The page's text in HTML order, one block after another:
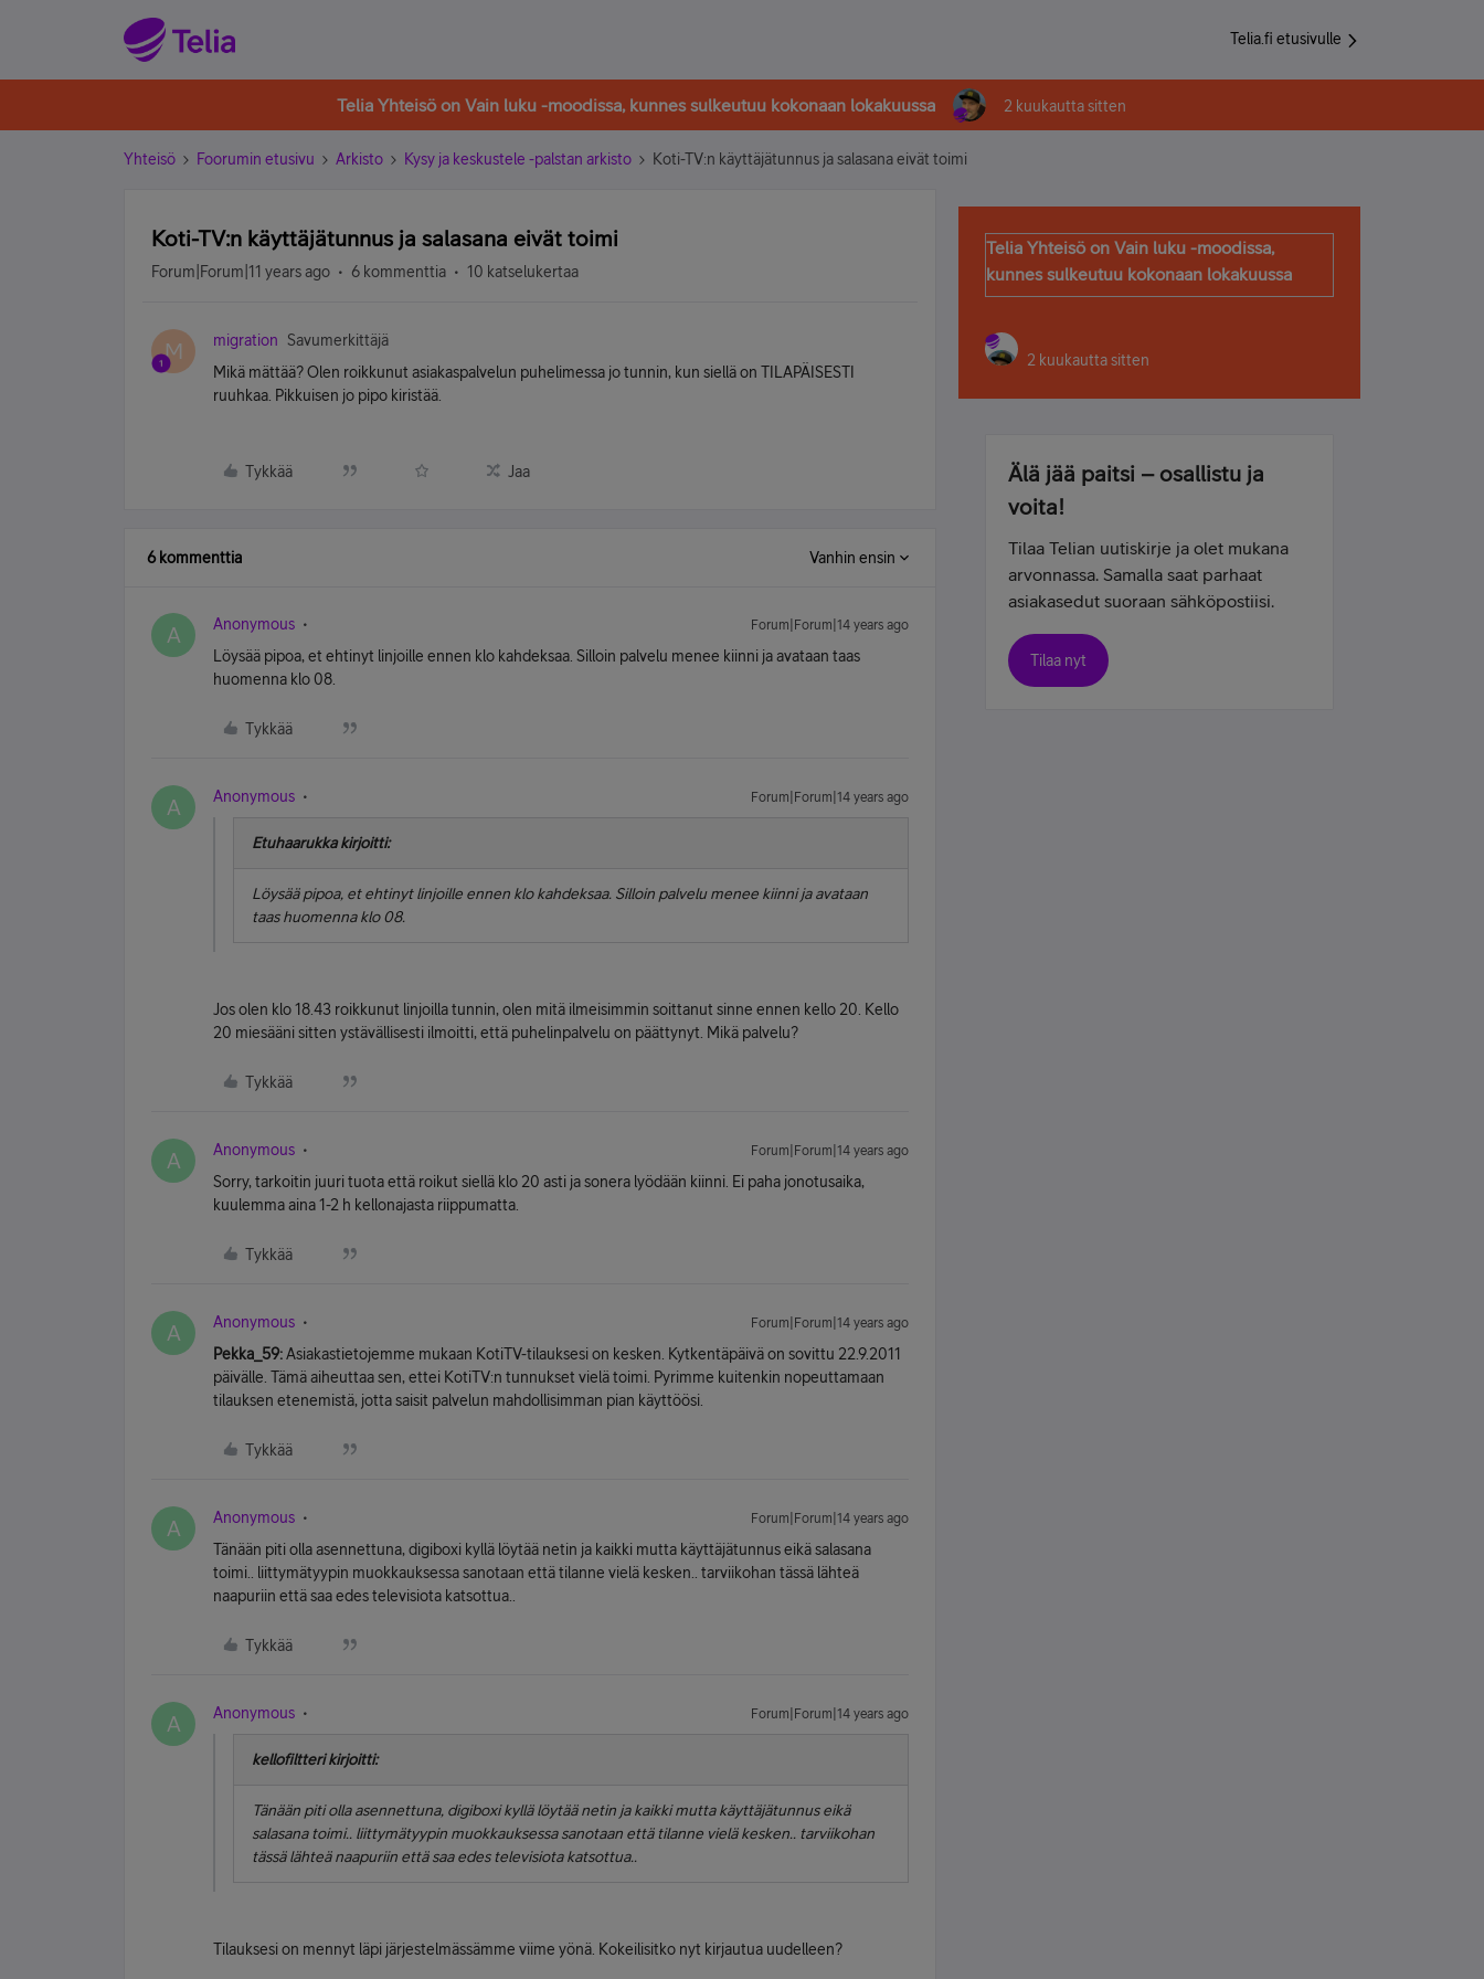
Telia.fi etusivulle
Telia Yhteisö on Vain luku -moodissa, kunnes sulkeutuu kokonaan lokakuussa 2 kuukautta sitten
Yhteisö Foorumin etusivu Arkisto Kysy ja keskustele -palstan arkisto Koti-TV:n käyttäjätunnus ja salasana eivät toimi
Koti-TV:n käyttäjätunnus ja salasana eivät toimi
Forum|Forum|11 years ago 6 kommenttia 10 katselukertaa
M migration
Savumerkittäjä
Mikä mättää? Olen roikkunut asiakaspalvelun puhelimessa jo tunnin, kun siellä on TILAPÄISESTI
ruuhkaa. Pikkuisen jo pipo kiristää.
Tykkää Jaa
6 kommenttia Vanhin ensin
A Anonymous Forum|Forum|14 years ago
Löysää pipoa, et ehtinyt linjoille ennen klo kahdeksaa. Silloin palvelu menee kiinni ja avataan taas
huomenna klo 08.
Tykkää
A Anonymous Forum|Forum|14 years ago
Etuhaarukka kirjoitti:
Löysää pipoa, et ehtinyt linjoille ennen klo kahdeksaa. Silloin palvelu menee kiinni ja avataan
taas huomenna klo 08.
Jos olen klo 18.43 roikkunut linjoilla tunnin, olen mitä ilmeisimmin soittanut sinne ennen kello 20. Kello
20 miesääni sitten ystävällisesti ilmoitti, että puhelinpalvelu on päättynyt. Mikä palvelu?
Tykkää
A Anonymous Forum|Forum|14 years ago
Sorry, tarkoitin juuri tuota että roikut siellä klo 20 asti ja sonera lyödään kiinni. Ei paha jonotusaika,
kuulemma aina 1-2 h kellonajasta riippumatta.
Tykkää
A Anonymous Forum|Forum|14 years ago
Pekka_59:Asiakastietojemme mukaan KotiTV-tilauksesi on kesken. Kytkentäpäivä on sovittu 22.9.2011
päivälle. Tämä aiheuttaa sen, ettei KotiTV:n tunnukset vielä toimi. Pyrimme kuitenkin nopeuttamaan
tilauksen etenemistä, jotta saisit palvelun mahdollisimman pian käyttöösi.
Tykkää
A Anonymous Forum|Forum|14 years ago
Tänään piti olla asennettuna, digiboxi kyllä löytää netin ja kaikki mutta käyttäjätunnus eikä salasana
toimi.. liittymätyypin muokkauksessa sanotaan että tilanne vielä kesken.. tarviikohan tässä lähteä
naapuriin että saa edes televisiota katsottua..
Tykkää
A Anonymous Forum|Forum|14 years ago
kellofiltteri kirjoitti:
Tänään piti olla asennettuna, digiboxi kyllä löytää netin ja kaikki mutta käyttäjätunnus eikä
salasana toimi.. liittymätyypin muokkauksessa sanotaan että tilanne vielä kesken.. tarviikohan
tässä lähteä naapuriin että saa edes televisiota katsottua..
Tilauksesi on mennyt läpi järjestelmässämme viime yönä. Kokeilisitko nyt kirjautua uudelleen?
Telia Yhteisö on Vain luku -moodissa,
kunnes sulkeutuu kokonaan lokakuussa
2 kuukautta sitten
Älä jää paitsi – osallistu ja
voita!
Tilaa Telian uutiskirje ja olet mukana
arvonnassa. Samalla saat parhaat
asiakasedut suoraan sähköpostiisi.
Tilaa nyt